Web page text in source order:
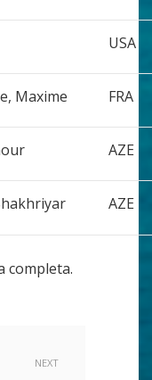
USA
Maxime FRA
AZE
AZE
completa.
NEXT